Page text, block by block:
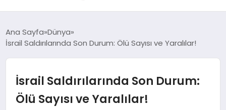
ANA SAYFA
İZMIR HABERLERI
Ana Sayfa Dünya
İsrail Saldırılarında Son Durum: Ölü Sayısı ve Yaralılar!
İsrail Saldırılarında Son Durum:
Ölü Sayısı ve Yaralılar!